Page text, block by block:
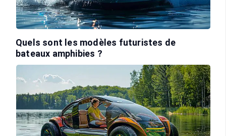
Quels sont les modèles futuristes de
bateaux amphibies ?